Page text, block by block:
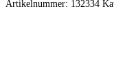
GFK
Artikelnummer: 132334